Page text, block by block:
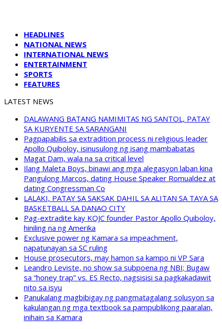
HEADLINES
NATIONAL NEWS
INTERNATIONAL NEWS
ENTERTAINMENT
SPORTS
FEATURES
LATEST NEWS
DALAWANG BATANG NAMIMITAS NG SANTOL, PATAY
SA KURYENTE SA SARANGANI
Pagpapabilis sa extradition process ni religious leader
Apollo Quiboloy, isinusulong ng isang mambabatas
Magat Dam, wala na sa critical level
Ilang Maleta Boys, binawi ang mga alegasyon laban kina
Pangulong Marcos, dating House Speaker Romualdez at
dating Congressman Co
LALAKI, PATAY SA SAKSAK DAHIL SA ALITAN SA TAYA SA
BASKETBALL SA DANAO CITY
Pag-extradite kay KOJC founder Pastor Apollo Quiboloy,
hiniling na ng Amerika
Exclusive power ng Kamara sa impeachment,
napatunayan sa SC ruling
House prosecutors, may hamon sa kampo ni VP Sara
Leandro Leviste, no show sa subpoena ng NBI; Bugaw
sa “honey trap” vs. ES Recto, nagsisisi sa pagkakadawit
nito sa isyu
Panukalang magbibigay ng pangmatagalang solusyon sa
kakulangan ng mga textbook sa pampublikong paaralan,
inihain sa Kamara